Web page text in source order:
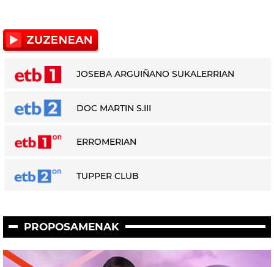
JOSEBA ARGUIÑANO SUKALERRIAN
DOC MARTIN S.III
ERROMERIAN
TUPPER CLUB
PROPOSAMENAK